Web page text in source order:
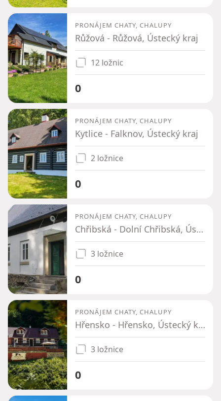
PRONÁJEM CHATY, CHALUPY
Růžová - Růžová, Ústecký kraj
12 ložnic
0
PRONÁJEM CHATY, CHALUPY
Kytlice - Falknov, Ústecký kraj
2 ložnice
0
PRONÁJEM CHATY, CHALUPY
Chřibská - Dolní Chřibská, Ústecký kraj
3 ložnice
0
PRONÁJEM CHATY, CHALUPY
Hřensko - Hřensko, Ústecký kraj
3 ložnice
0